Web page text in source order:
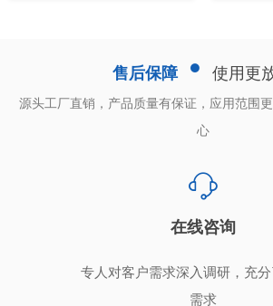
售后保障 使用更
源头工厂直销，产品质量有保证，应用范围
心
在线咨询
专人对客户需求深入调研，充
需求